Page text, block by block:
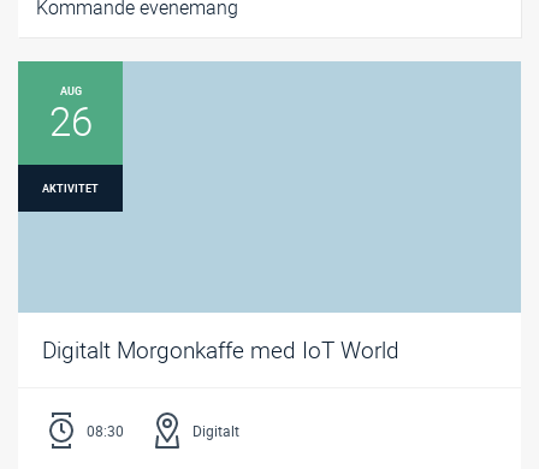
Kommande evenemang
AUG
26
AKTIVITET
Digitalt Morgonkaffe med IoT World
08:30 Digitalt